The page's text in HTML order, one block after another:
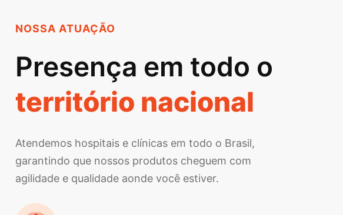
NOSSA ATUAÇÃO
Presença em todo o
território nacional
Atendemos hospitais e clínicas em todo o Brasil,
garantindo que nossos produtos cheguem com
agilidade e qualidade aonde você estiver.